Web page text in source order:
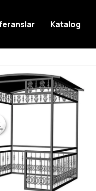
Katalog